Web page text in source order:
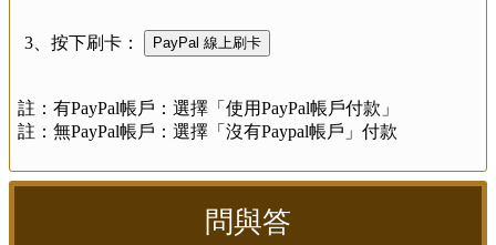
3、按下刷卡：
註：有PayPal帳戶：選擇「使用PayPal帳戶付款」
註：無PayPal帳戶：選擇「沒有Paypal帳戶」付款
問與答